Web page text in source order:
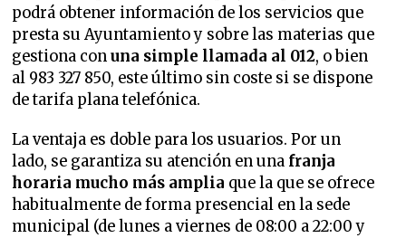
podrá obtener información de los servicios que
presta su Ayuntamiento y sobre las materias que
gestiona conuna simple llamada al 012, o bien
al 983 327 850, este último sin coste si se dispone
de tarifa plana telefónica.
La ventaja es doble para los usuarios. Por un
lado, se garantiza su atención en una franja
horaria mucho más amplia que la que se ofrece
habitualmente de forma presencial en la sede
municipal (de lunes a viernes de 08:00 a 22:00 y